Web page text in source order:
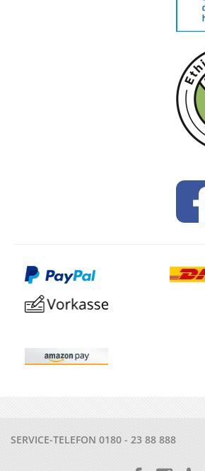
SERVICE-TELEFON 0180 - 23 88 888